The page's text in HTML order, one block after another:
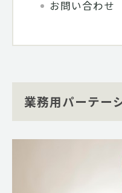
お問い合わせ
業務用パーテー